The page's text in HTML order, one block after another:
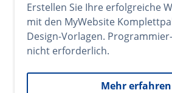
Erstellen Sie Ihre erfolgreiche
mit den MyWebsite
Design-Vorlagen.
nicht erforderlich.
Mehr erfahren